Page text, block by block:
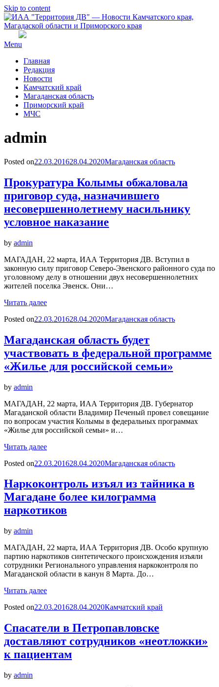
Skip to content
Menu
Главная
Редакция
Новости
Камчатский край
Магаданская область
Приморский край
МЧС
Автор
:
admin
Posted on22.03.201628.04.2020Магаданская область
Прокуратура Колымы обжаловала
приговор суда, назначившего
несовершеннолетнему насильнику
условное наказание
by admin
МАГАДАН, 22 марта, ИАА Территория ДВ. Вступил в
законную силу приговор Северо-Эвенского районного суда по
уголовному делу в отношении двух несовершеннолетних
жителей поселка Эвенск. Они…
Читать далее
Posted on22.03.201628.04.2020Магаданская область
Магаданская область будет
участвовать в федеральной программе
«Жилье для российской семьи»
by admin
МАГАДАН, 22 марта, ИАА Территория ДВ. Губернатор
Магаданской области Владимир Печеный провел совещание
по вопросам участия Колымы в федеральных программах
«Жилье для российской семьи» и…
Читать далее
Posted on22.03.201628.04.2020Магаданская область
Наркоконтроль изъял из тайника в
Магадане более килограмма
наркотиков
by admin
МАГАДАН, 22 марта, ИАА Территория ДВ. Особо крупную
партию наркотиков синтетического происхождения изъяли
сотрудники Регионального управления наркоконтроля по
Магаданской области в канун 8 Марта. До…
Читать далее
Posted on22.03.201628.04.2020Камчатский край
Спасатели в Петропавловске
доставляют сотрудников «неотложки»
к пациентам
by admin